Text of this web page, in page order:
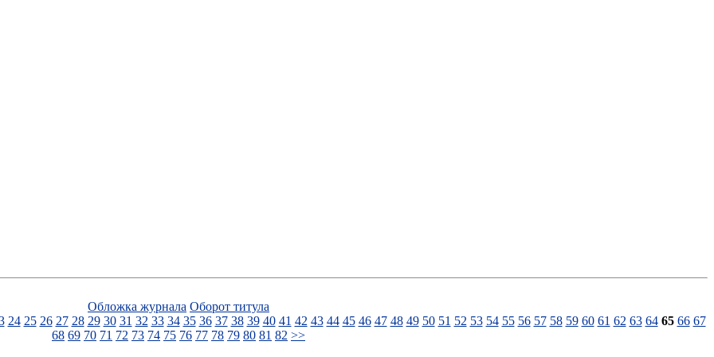
Обложка журнала Оборот титула
24 25 26 27 28 29 30 31 32 33 34 35 36 37 38 39 40 41 42 43 44 45 46 47 48 49 50 51 52 53 54 55 56 57 58 59 60 61 62 63 64 65 66 67
68 69 70 71 72 73 74 75 76 77 78 79 80 81 82 >>